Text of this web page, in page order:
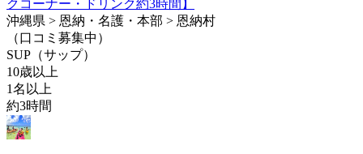
クコーナー・ドリンク約3時間】
沖縄県 > 恩納・名護・本部 > 恩納村
（口コミ募集中）
SUP（サップ）
10歳以上
1名以上
約3時間